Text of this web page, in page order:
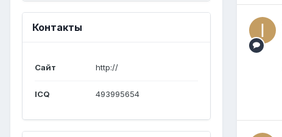
Контакты
Сайт http://
ICQ 493995654